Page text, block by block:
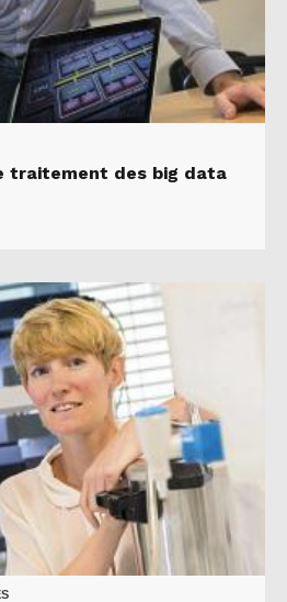
traitement des big data